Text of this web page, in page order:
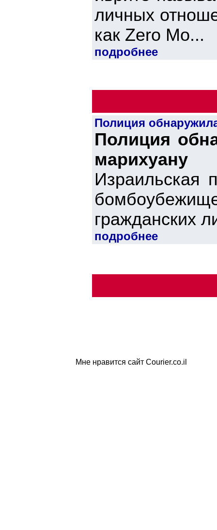
личных
как Zеro Mo...
подробнее
Полиция
Полиция
марихуану
Израильская
гражданских
подробнее
Мне нравится сайт Courier.co.il